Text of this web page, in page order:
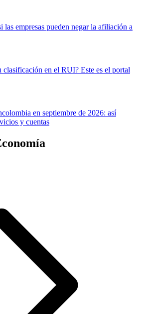
las empresas pueden negar la afiliación a
clasificación en el RUI? Este es el portal
en septiembre de 2026: así
y cuentas